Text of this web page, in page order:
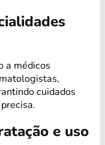
a médicos
cuidados
e uso